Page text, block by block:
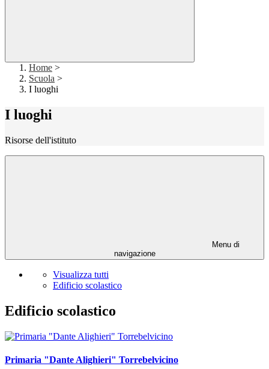
Home >
Scuola >
I luoghi
I luoghi
Risorse dell'istituto
Menu di
navigazione
Visualizza tutti
Edificio scolastico
Edificio scolastico
Primaria "Dante Alighieri" Torrebelvicino